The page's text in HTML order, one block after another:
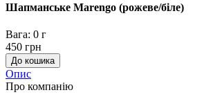
Шапманське Marengo (рожеве/біле)
Вага: 0 г
450 грн
Опис
Про компанію